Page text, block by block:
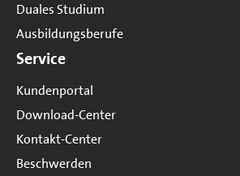
Duales Studium
Ausbildungsberufe
Service
Kundenportal
Download-Center
Kontakt-Center
Beschwerden